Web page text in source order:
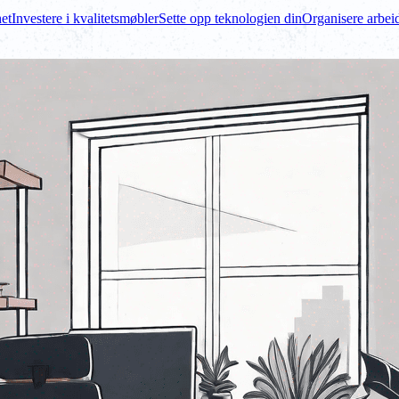
Investere i kvalitetsmøblerSette opp teknologien dinOrganisere